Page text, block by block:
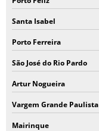
Santa Isabel
Porto Ferreira
São José do Rio Pardo
Artur Nogueira
Vargem Grande Paulista
Mairinque